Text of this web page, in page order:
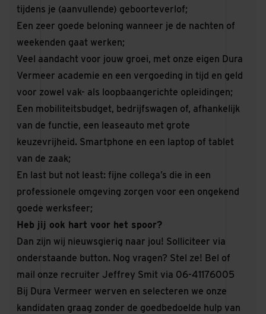
tijdens je (aanvullende) geboorteverlof;
Een zeer goede beloning wanneer je de nachten of
weekenden gaat werken;
Veel aandacht voor jouw groei, met onze eigen Dura
Vermeer academie en een vergoeding in tijd en geld
voor zowel vak- als loopbaangerichte opleidingen;
Een mobiliteitsbudget, bedrijfswagen of, afhankelijk
van de functie, een leaseauto met grote
keuzevrijheid. Smartphone en een laptop of tablet
van de zaak;
En last but not least: fijne collega’s die in een
professionele omgeving zorgen voor een ongekend
goede werksfeer;
Heb jij ook hart voor het spoor?
Dan zijn wij nieuwsgierig naar jou! Solliciteer via
onderstaande button. Nog vragen? Stel ze! Bel of
mail onze recruiter Jeffrey Smit via 06-41176005
Bij Dura Vermeer werven en selecteren we onze
kandidaten graag zonder de goedbedoelde hulp van